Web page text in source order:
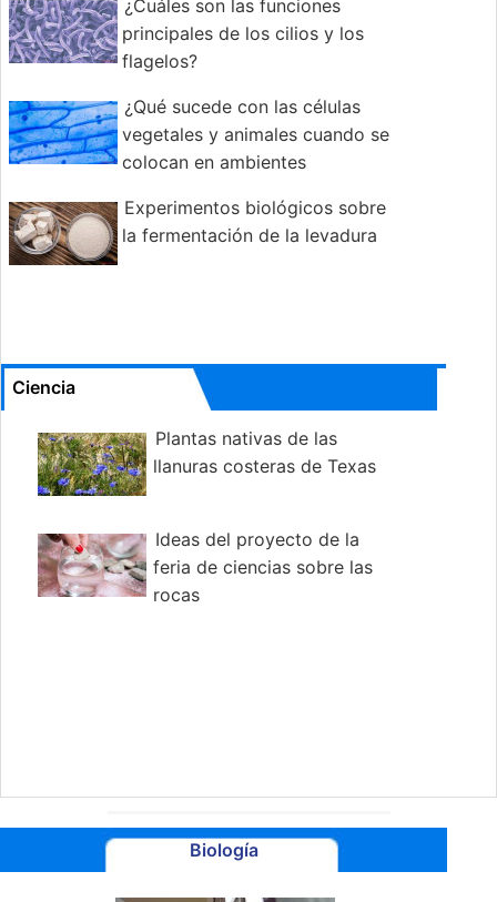
¿Cuáles son las funciones
principales de los cilios y los
flagelos?
¿Qué sucede con las células
vegetales y animales cuando se
colocan en ambientes
Experimentos biológicos sobre
la fermentación de la levadura
Ciencia
Plantas nativas de las
llanuras costeras de Texas
Ideas del proyecto de la
feria de ciencias sobre las
rocas
Biología